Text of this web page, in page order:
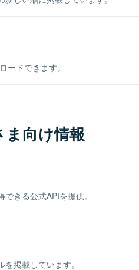
ードできます。
ま向け情報
きる公式APIを提供。
掲載しています。